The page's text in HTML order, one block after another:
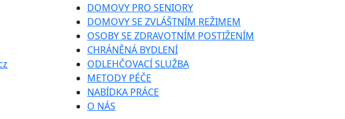
DOMOVY PRO SENIORY
DOMOVY SE ZVLÁŠTNÍM REŽIMEM
OSOBY SE ZDRAVOTNÍM POSTIŽENÍM
CHRÁNĚNÁ BYDLENÍ
ODLEHČOVACÍ SLUŽBA
METODY PÉČE
NABÍDKA PRÁCE
O NÁS